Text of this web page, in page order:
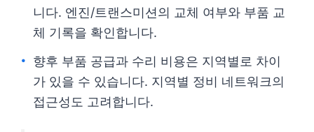
니다. 엔진/트랜스미션의 교체 여부와 부품 교
체 기록을 확인합니다.
향후 부품 공급과 수리 비용은 지역별로 차이
가 있을 수 있습니다. 지역별 정비 네트워크의
접근성도 고려합니다.